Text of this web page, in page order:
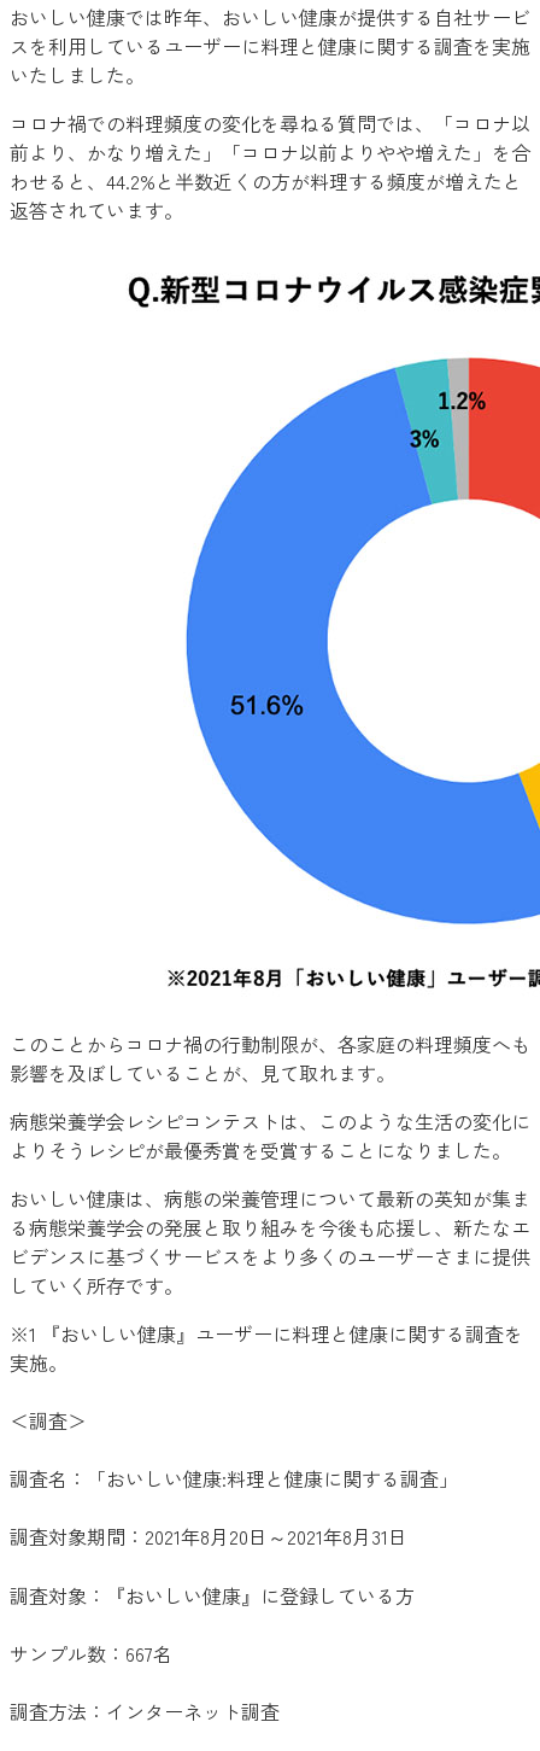
おいしい健康では昨年、おいしい健康が提供する自社サービ
スを利用しているユーザーに料理と健康に関する調査を実施
いたしました。
コロナ禍での料理頻度の変化を尋ねる質問では、「コロナ以
前より、かなり増えた」「コロナ以前よりやや増えた」を合
わせると、44.2%と半数近くの方が料理する頻度が増えたと
返答されています。
このことからコロナ禍の行動制限が、各家庭の料理頻度へも
影響を及ぼしていることが、見て取れます。
病態栄養学会レシピコンテストは、このような生活の変化に
よりそうレシピが最優秀賞を受賞することになりました。
おいしい健康は、病態の栄養管理について最新の英知が集ま
る病態栄養学会の発展と取り組みを今後も応援し、新たなエ
ビデンスに基づくサービスをより多くのユーザーさまに提供
していく所存です。
※1 『おいしい健康』ユーザーに料理と健康に関する調査を
実施。
＜調査＞
調査名：「おいしい健康:料理と健康に関する調査」
調査対象期間：2021年8月20日～2021年8月31日
調査対象：『おいしい健康』に登録している方
サンプル数：667名
調査方法：インターネット調査